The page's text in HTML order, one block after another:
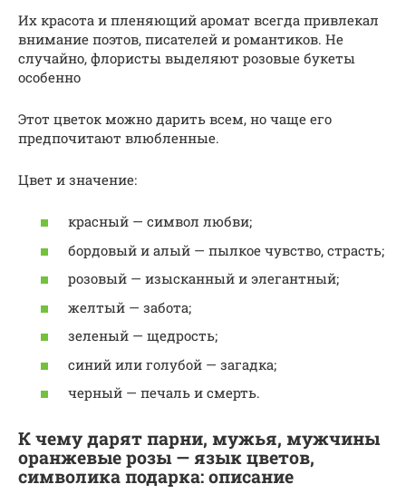
Их красота и пленяющий аромат всегда привлекал
внимание поэтов, писателей и романтиков. Не
случайно, флористы выделяют розовые букеты
особенно
Этот цветок можно дарить всем, но чаще его
предпочитают влюбленные.
Цвет и значение:
красный — символ любви;
бордовый и алый — пылкое чувство, страсть;
розовый — изысканный и элегантный;
желтый — забота;
зеленый — щедрость;
синий или голубой — загадка;
черный — печаль и смерть.
К чему дарят парни, мужья, мужчины
оранжевые розы — язык цветов,
символика подарка: описание